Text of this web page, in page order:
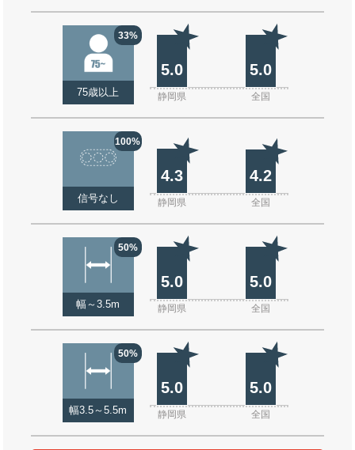
33%
75歳以上
5.0 5.0
静岡県 全国
100%
信号なし
4.3 4.2
静岡県 全国
50%
幅～3.5m
5.0 5.0
静岡県 全国
50%
幅3.5～5.5m
5.0 5.0
静岡県 全国